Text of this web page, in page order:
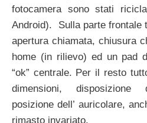
fotocamera sono stati
Android). Sulla parte frontale
apertura chiamata, chiusura
home (in rilievo) ed un pad
“ok” centrale. Per il resto
dimensioni,
posizione dell’ auricolare,
rimasto invariato.